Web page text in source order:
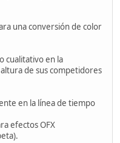
una conversión de color
cualitativo en la
de sus competidores
en la línea de tiempo
efectos OFX